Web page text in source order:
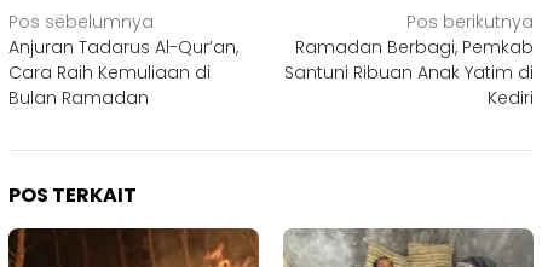
Navigasi
pos
Pos sebelumnya
Anjuran Tadarus Al-Qur’an,
Cara Raih Kemuliaan di
Bulan Ramadan
Pos berikutnya
Ramadan Berbagi, Pemkab
Santuni Ribuan Anak Yatim di
Kediri
POS TERKAIT